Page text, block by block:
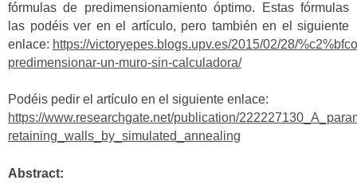
fórmulas de predimensionamiento óptimo. Estas fórmulas
las podéis ver en el artículo, pero también en el siguiente
enlace: https://victoryepes.blogs.upv.es/2015/02/28/
predimensionar-un-muro-sin-calculadora/
Podéis pedir el artículo en el siguiente enlace:
https://www.researchgate.net/publication/
retaining_walls_by_simulated_annealing
Abstract: